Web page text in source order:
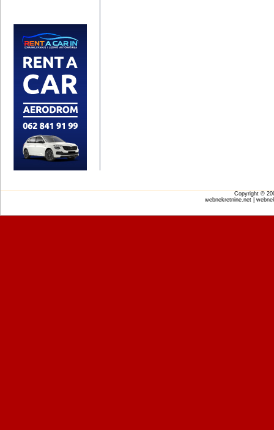
Copyright ©
webnekretnine.net |